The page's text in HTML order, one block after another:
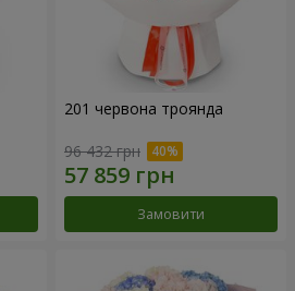
201 червона троянда
96 432 грн
Замовити